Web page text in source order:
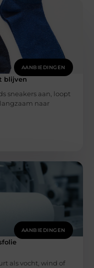
AANBIEDINGEN
blijven
sneakers aan, loopt
naar
AANBIEDINGEN
als vocht, wind of